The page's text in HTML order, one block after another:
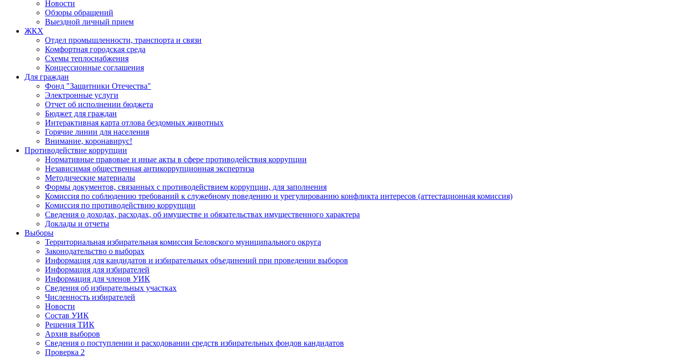
Новости
Обзоры обращений
Выездной личный прием
ЖКХ
Отдел промышленности, транспорта и связи
Комфортная городская среда
Схемы теплоснабжения
Концессионные соглашения
Для граждан
Фонд "Защитники Отечества"
Электронные услуги
Отчет об исполнении бюджета
Бюджет для граждан
Интерактивная карта отлова бездомных животных
Горячие линии для населения
Внимание, коронавирус!
Противодействие коррупции
Нормативные правовые и иные акты в сфере противодействия коррупции
Независимая общественная антикоррупционная экспертиза
Методические материалы
Формы документов, связанных с противодействием коррупции, для заполнения
Комиссия по соблюдению требований к служебному поведению и урегулированию конфликта интересов (аттестационная комиссия)
Комиссия по противодействию коррупции
Сведения о доходах, расходах, об имуществе и обязательствах имущественного характера
Доклады и отчеты
Выборы
Территориальная избирательная комиссия Беловского муниципального округа
Законодательство о выборах
Информация для кандидатов и избирательных объединений при проведении выборов
Информация для избирателей
Информация для членов УИК
Сведения об избирательных участках
Численность избирателей
Новости
Состав УИК
Решения ТИК
Архив выборов
Сведения о поступлении и расходовании средств избирательных фондов кандидатов
Проверка 2